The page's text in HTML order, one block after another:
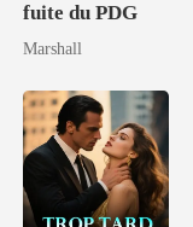
fuite du PDG
Marshall